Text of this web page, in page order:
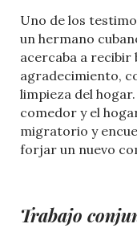
Uno de los
un hermano
acercaba a recibir
agradecimiento,
limpieza del
comedor y el
migratorio y
forjar un nuevo
Trabajo